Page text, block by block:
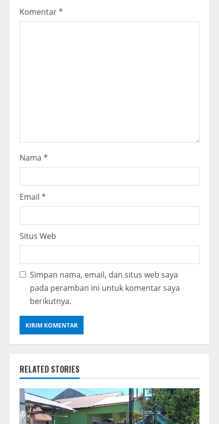
e
Komentar*
Nama *
Email *
Situs Web
Simpan nama, email, dan situs web saya
pada peramban ini untuk komentar saya
berikutnya.
RELATED STORIES